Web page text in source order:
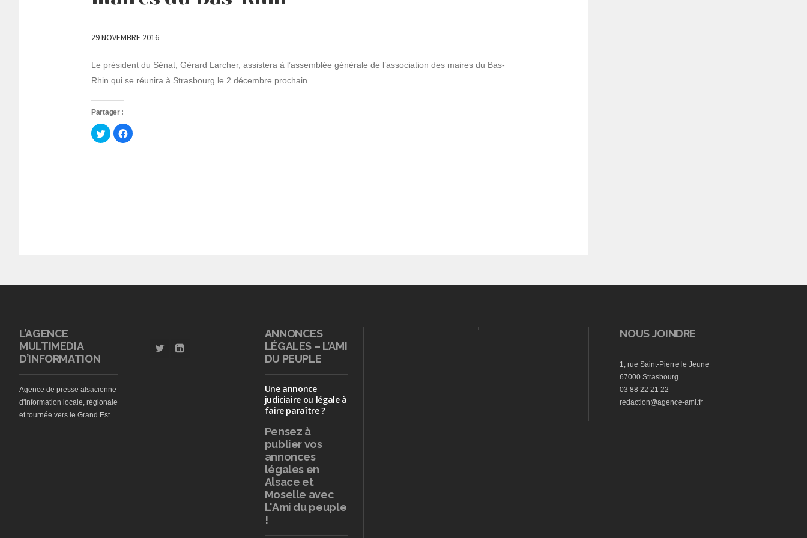
29 NOVEMBRE 2016
Le président du Sénat, Gérard Larcher, assistera à l’assemblée générale de l’association des maires du Bas-
Rhin qui se réunira à Strasbourg le 2 décembre prochain.
Partager :
Cliquez
pour
partager
Cliquez
pour
L’AGENCE
MULTIMEDIA
D’INFORMATION
Agence de presse alsacienne
d'information locale, régionale
et tournée vers le Grand Est.
ANNONCES
LÉGALES – L’AMI
DU PEUPLE
Une annonce
judiciaire ou légale à
faire paraître ?
Pensez à
publiervos
annonces
légales en
Alsace et
Moselle avec
L'Ami du peuple
!
NOUS JOINDRE
1, rue Saint-Pierre le Jeune
67000 Strasbourg
03 88 22 21 22
redaction@agence-ami.fr